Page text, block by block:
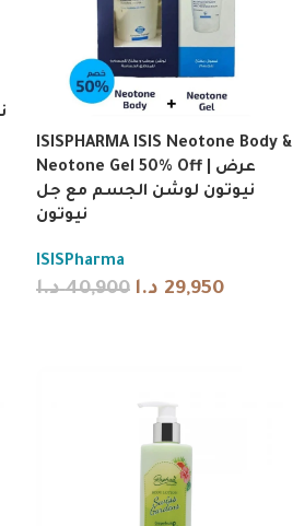
ISISPHARMA ISIS Neotone Body &
Neotone Gel 50% Off | عرض
نيوتون لوشن الجسم مع جل
نيوتون
ISISPharma
40,900 د.ا 29,950 د.ا